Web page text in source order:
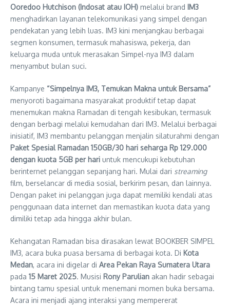
Ooredoo Hutchison (Indosat atau IOH) melalui brand IM3
menghadirkan layanan telekomunikasi yang simpel dengan
pendekatan yang lebih luas. IM3 kini menjangkau berbagai
segmen konsumen, termasuk mahasiswa, pekerja, dan
keluarga muda untuk merasakan Simpel-nya IM3 dalam
menyambut bulan suci.
Kampanye “Simpelnya IM3, Temukan Makna untuk Bersama”
menyoroti bagaimana masyarakat produktif tetap dapat
menemukan makna Ramadan di tengah kesibukan, termasuk
dengan berbagi melalui kemudahan dari IM3. Melalui berbagai
inisiatif, IM3 membantu pelanggan menjalin silaturahmi dengan
Paket Spesial Ramadan 150GB/30 hari seharga Rp 129.000
dengan kuota 5GB per hari untuk mencukupi kebutuhan
berinternet pelanggan sepanjang hari. Mulai dari streaming
film, berselancar di media sosial, berkirim pesan, dan lainnya.
Dengan paket ini pelanggan juga dapat memiliki kendali atas
penggunaan data internet dan memastikan kuota data yang
dimiliki tetap ada hingga akhir bulan.
Kehangatan Ramadan bisa dirasakan lewat BOOKBER SIMPEL
IM3, acara buka puasa bersama di berbagai kota. Di Kota
Medan, acara ini digelar di Area Pekan Raya Sumatera Utara
pada 15 Maret 2025. Musisi Rony Parulian akan hadir sebagai
bintang tamu spesial untuk menemani momen buka bersama.
Acara ini menjadi ajang interaksi yang mempererat